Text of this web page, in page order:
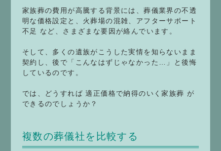
家族葬の費用が高騰する背景には、葬儀業界の不透
明な価格設定と、火葬場の混雑、アフターサポート
不足 など、さまざまな要因が絡んでいます。
そして、多くの遺族がこうした実情を知らないまま
契約し、後で「こんなはずじゃなかった…」と後悔
しているのです。
では、どうすれば 適正価格で納得のいく家族葬 が
できるのでしょうか？
複数の葬儀社を比較する